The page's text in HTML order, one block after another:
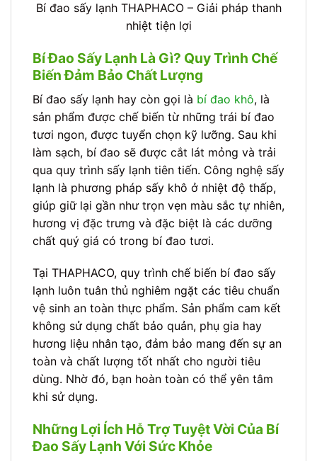
Bí đao sấy lạnh THAPHACO – Giải pháp thanh
nhiệt tiện lợi
Bí Đao Sấy Lạnh Là Gì? Quy Trình Chế
Biến Đảm Bảo Chất Lượng
Bí đao sấy lạnh hay còn gọi là bí đao khô, là
sản phẩm được chế biến từ những trái bí đao
tươi ngon, được tuyển chọn kỹ lưỡng. Sau khi
làm sạch, bí đao sẽ được cắt lát mỏng và trải
qua quy trình sấy lạnh tiên tiến. Công nghệ sấy
lạnh là phương pháp sấy khô ở nhiệt độ thấp,
giúp giữ lại gần như trọn vẹn màu sắc tự nhiên,
hương vị đặc trưng và đặc biệt là các dưỡng
chất quý giá có trong bí đao tươi.
Tại THAPHACO, quy trình chế biến bí đao sấy
lạnh luôn tuân thủ nghiêm ngặt các tiêu chuẩn
vệ sinh an toàn thực phẩm. Sản phẩm cam kết
không sử dụng chất bảo quản, phụ gia hay
hương liệu nhân tạo, đảm bảo mang đến sự an
toàn và chất lượng tốt nhất cho người tiêu
dùng. Nhờ đó, bạn hoàn toàn có thể yên tâm
khi sử dụng.
Những Lợi Ích Hỗ Trợ Tuyệt Vời Của Bí
Đao Sấy Lạnh Với Sức Khỏe